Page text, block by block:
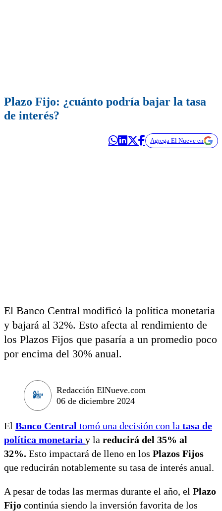
Plazo Fijo: ¿cuánto podría bajar la tasa
de interés?
Agrega El Nueve en
El Banco Central modificó la política monetaria
y bajará al 32%. Esto afecta al rendimiento de
los Plazos Fijos que pasaría a un promedio poco
por encima del 30% anual.
Redacción ElNueve.com
06 de diciembre 2024
El Banco Central tomó una decisión con la tasa de
política monetaria y la reducirá del 35% al
32%. Esto impactará de lleno en los Plazos Fijos
que reducirán notablemente su tasa de interés anual.
A pesar de todas las mermas durante el año, el Plazo
Fijo continúa siendo la inversión favorita de los